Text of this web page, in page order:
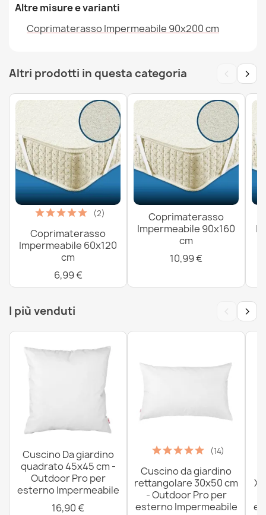
Altre misure e varianti
Coprimaterasso Impermeabile 90x200 cm
Altri prodotti in questa categoria ‹ ›
(2)
Coprimaterasso
Impermeabile 60x120
cm
6,99 €
Coprimaterasso
Impermeabile 90x160
cm
10,99 €
I più venduti ‹ ›
Cuscino Da giardino
quadrato 45x45 cm -
Outdoor Pro per
esterno Impermeabile
16,90 €
(14)
Cuscino da giardino
rettangolare 30x50 cm
- Outdoor Pro per
esterno Impermeabile